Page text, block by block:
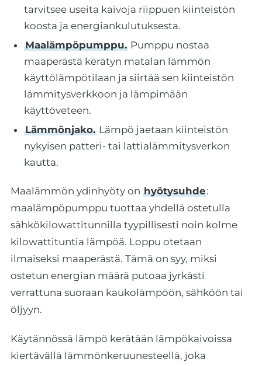
tarvitsee useita kaivoja riippuen kiinteistön
koosta ja energiankulutuksesta.
Maalämpöpumppu.Pumppu nostaa
maaperästä kerätyn matalan lämmön
käyttölämpötilaan ja siirtää sen kiinteistön
lämmitysverkkoon ja lämpimään
käyttöveteen.
Lämmönjako.Lämpö jaetaan kiinteistön
nykyisen patteri- tai lattialämmitysverkon
kautta.
Maalämmön ydinhyöty on hyötysuhde:
maalämpöpumppu tuottaa yhdellä ostetulla
sähkökilowattitunnilla tyypillisesti noin kolme
kilowattituntia lämpöä. Loppu otetaan
ilmaiseksi maaperästä. Tämä on syy, miksi
ostetun energian määrä putoaa jyrkästi
verrattuna suoraan kaukolämpöön, sähköön tai
öljyyn.
Käytännössä lämpö kerätään lämpökaivoissa
kiertävällä lämmönkeruunesteellä, joka